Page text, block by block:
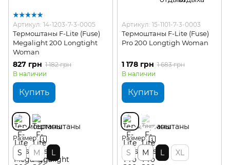
Артикул: 14-1203-7-3-0005
Термоштаны F-Lite (Fuse)
Megalight 200 Longtight
Woman
827 грн 1 182 грн
В наличии
Купить
Размер
S M L
Артикул: 15-1101-7-3-0003
Термоштаны F-Lite (Fuse)
Pro 200 Longtigh Woman
1 178 грн 1 683 грн
В наличии
Купить
Размер
S M L XL